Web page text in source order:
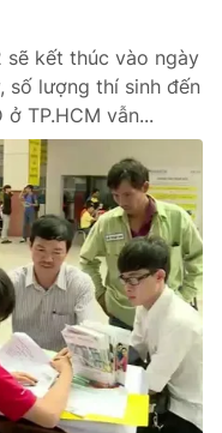
kết thúc vào ngày
số lượng thí sinh đến
TP.HCM vẫn...